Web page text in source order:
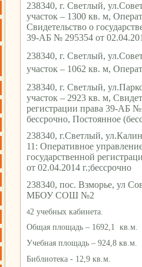
238340, г. Светлый,
участок – 1300 кв. м,
Свидетельство о
39-АБ № 295354 от
238340, г. Светлый,
участок – 1062 кв. м,
238340, г. Светлый,
участок – 2923 кв. м,
регистрации права 39-АБ №
бессрочно, Постоянное
238340, г.Светлый,
11: Оперативное
государственной
от 02.04.2014 г.;бессрочно
238340, пос. Взморье, ул
МБОУ СОШ №2
42 учебных кабинета.
Общая площадь – 1692,1 кв.м.
Учебная площадь – 924,8 кв.м.
Библиотека - 12,9 кв.м.